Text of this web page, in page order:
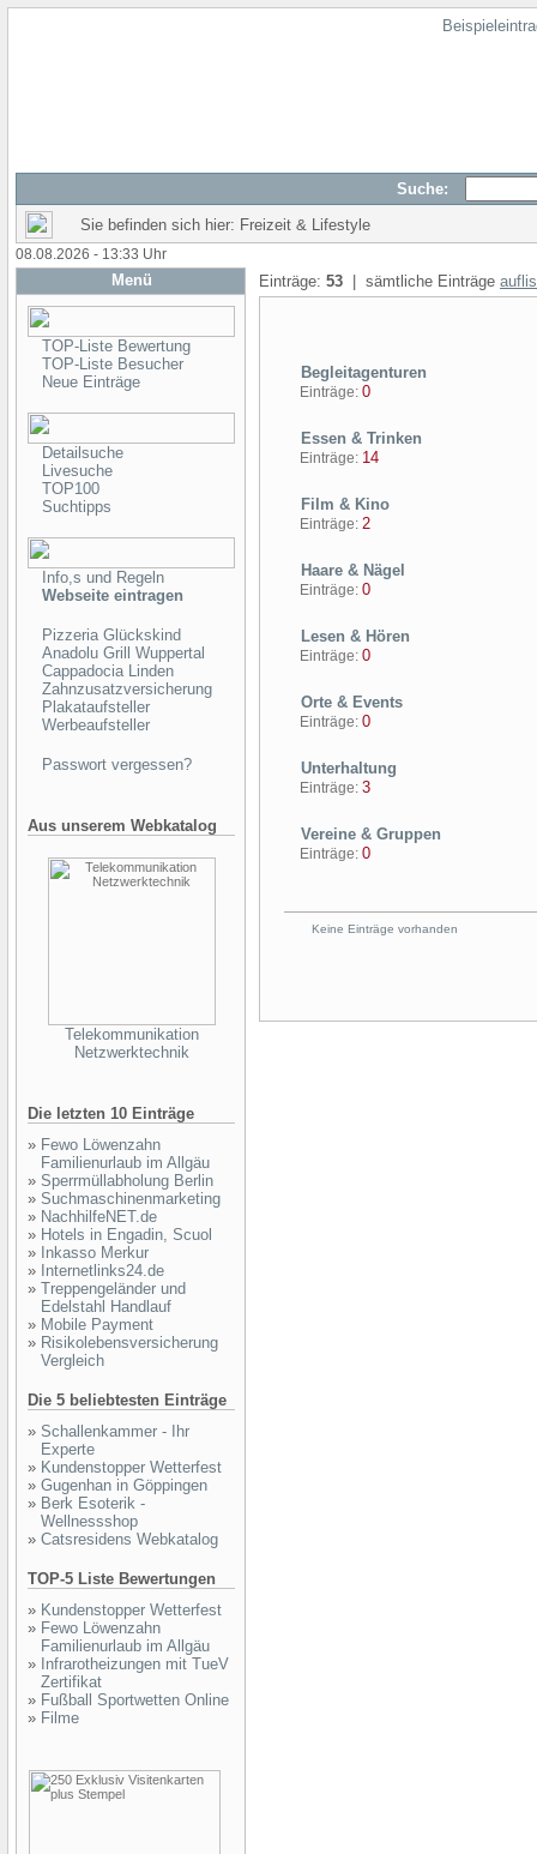
Suche:
Sie befinden sich hier: Freizeit & Lifestyle
08.08.2026 - 13:33 Uhr
Menü
TOP-Liste Bewertung
TOP-Liste Besucher
Neue Einträge
Detailsuche
Livesuche
TOP100
Suchtipps
Info,s und Regeln
Webseite eintragen
Pizzeria Glückskind
Anadolu Grill Wuppertal
Cappadocia Linden
Zahnzusatzversicherung
Plakataufsteller
Werbeaufsteller
Passwort vergessen?
Aus unserem Webkatalog
Telekommunikation
Netzwerktechnik
Die letzten 10 Einträge
» Fewo Löwenzahn
Familienurlaub im Allgäu
» Sperrmüllabholung Berlin
» Suchmaschinenmarketing
» NachhilfeNET.de
» Hotels in Engadin, Scuol
» Inkasso Merkur
» Internetlinks24.de
» Treppengeländer und
Edelstahl Handlauf
» Mobile Payment
» Risikolebensversicherung
Vergleich
Die 5 beliebtesten Einträge
» Schallenkammer - Ihr
Experte
» Kundenstopper Wetterfest
» Gugenhan in Göppingen
» Berk Esoterik -
Wellnessshop
» Catsresidens Webkatalog
TOP-5 Liste Bewertungen
» Kundenstopper Wetterfest
» Fewo Löwenzahn
Familienurlaub im Allgäu
» Infrarotheizungen mit TueV
Zertifikat
» Fußball Sportwetten Online
» Filme
Einträge: 53 | sämtliche Einträge
Begleitagenturen
Einträge: 0
Essen & Trinken
Einträge: 14
Film & Kino
Einträge: 2
Haare & Nägel
Einträge: 0
Lesen & Hören
Einträge: 0
Orte & Events
Einträge: 0
Unterhaltung
Einträge: 3
Vereine & Gruppen
Einträge: 0
Keine Einträge vorhanden